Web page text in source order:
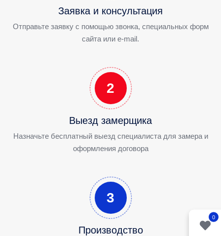
0
Заявка и консультация
Отправьте заявку с помощью звонка, специальных форм
сайта или e-mail.
2
Выезд замерщика
Назначьте бесплатный выезд специалиста для замера и
оформления договора
3
Производство